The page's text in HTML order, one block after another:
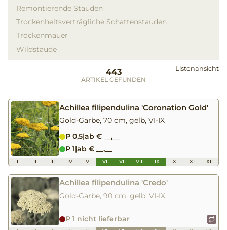
Remontierende Stauden
Trockenheitsverträgliche Schattenstauden
Trockenmauer
Wildstaude
Listenansicht
443
ARTIKEL GEFUNDEN
Achillea filipendulina 'Coronation Gold'
Gold-Garbe, 70 cm, gelb, VI-IX
P 0,5|ab € __,__
P 1|ab € __,__
I II III IV V VI VII VIII IX X XI XII
Achillea filipendulina 'Credo'
Gold-Garbe, 90 cm, gelb, VI-IX
P 1 nicht lieferbar